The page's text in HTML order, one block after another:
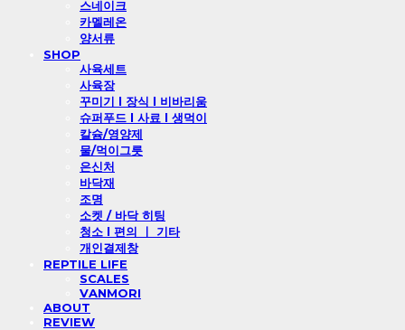
스네이크
카멜레온
양서류
SHOP
사육세트
사육장
꾸미기 l 장식 l 비바리움
슈퍼푸드 l 사료 l 생먹이
칼슘/영양제
물/먹이그릇
은신처
바닥재
조명
소켓 / 바닥 히팅
청소 l 편의 ㅣ 기타
개인결제창
REPTILE LIFE
SCALES
VANMORI
ABOUT
REVIEW